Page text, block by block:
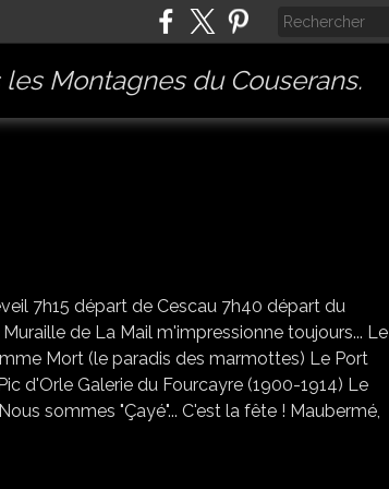
Montagnes du Couserans.
7h15 départ de Cescau 7h40 départ du
de La Mail m'impressionne toujours... Le
Mort (le paradis des marmottes) Le Port
d'Orle Galerie du Fourcayre (1900-1914) Le
sommes "Çayé"... C'est la fête ! Maubermé,